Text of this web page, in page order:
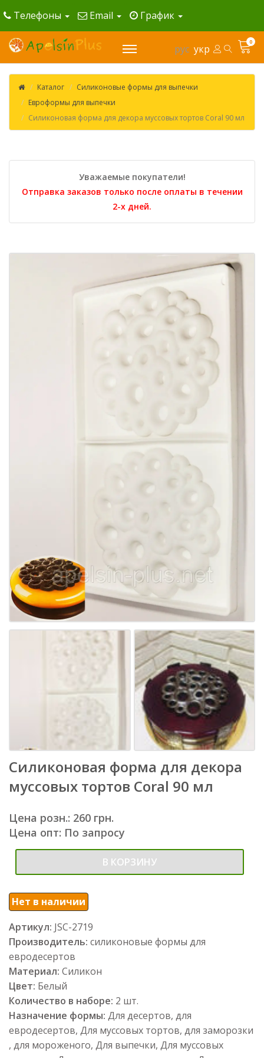
Телефоны Email График
рус укр
0
Каталог
Силиконовые формы для выпечки
Евроформы для выпечки
Силиконовая форма для декора муссовых тортов Coral 90 мл
Уважаемые покупатели!
Отправка заказов только после оплаты в течении
2-х дней.
Силиконовая форма для декора
муссовых тортов Coral 90 мл
Цена розн.: 260 грн.
Цена опт: По запросу
В КОРЗИНУ
Нет в наличии
Артикул: JSC-2719
Производитель: силиконовые формы для
евродесертов
Материал: Силикон
Цвет: Белый
Количество в наборе: 2 шт.
Назначение формы: Для десертов, для
евродесертов, Для муссовых тортов, для заморозки
, для мороженого, Для выпечки, Для муссовых